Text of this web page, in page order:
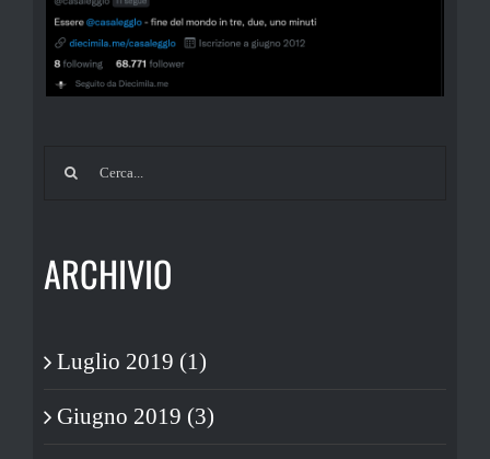
ARCHIVIO
Luglio 2019 (1)
Giugno 2019 (3)